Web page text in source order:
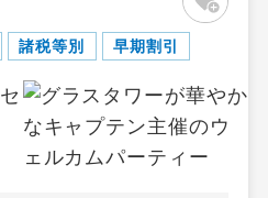
諸税等別 早期割引